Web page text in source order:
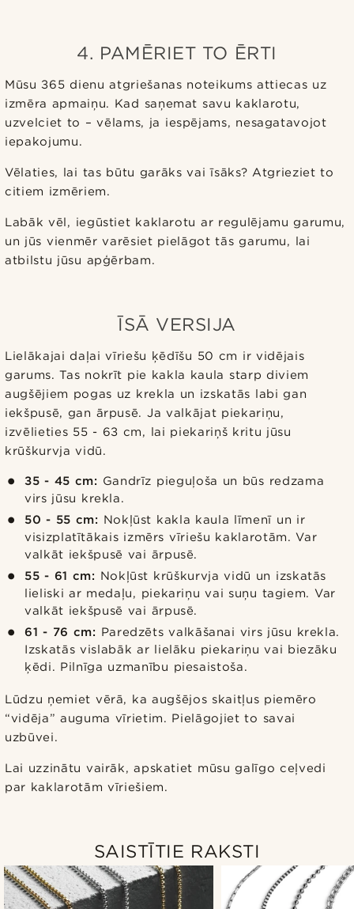
4. PAMĒRIET TO ĒRTI
Mūsu 365 dienu atgriešanas noteikums attiecas uz
izmēra apmaiņu. Kad saņemat savu kaklarotu,
uzvelciet to – vēlams, ja iespējams, nesagatavojot
iepakojumu.
Vēlaties, lai tas būtu garāks vai īsāks? Atgrieziet to
citiem izmēriem.
Labāk vēl, iegūstiet kaklarotu ar regulējamu garumu,
un jūs vienmēr varēsiet pielāgot tās garumu, lai
atbilstu jūsu apģērbam.
ĪSĀ VERSIJA
Lielākajai daļai vīriešu ķēdīšu 50 cm ir vidējais
garums. Tas nokrīt pie kakla kaula starp diviem
augšējiem pogas uz krekla un izskatās labi gan
iekšpusē, gan ārpusē. Ja valkājat piekariņu,
izvēlieties 55 - 63 cm, lai piekariņš kritu jūsu
krūškurvja vidū.
35 - 45 cm: Gandrīz pieguļoša un būs redzama
virs jūsu krekla.
50 - 55 cm: Nokļūst kakla kaula līmenī un ir
visizplatītākais izmērs vīriešu kaklarotām. Var
valkāt iekšpusē vai ārpusē.
55 - 61 cm: Nokļūst krūškurvja vidū un izskatās
lieliski ar medaļu, piekariņu vai suņu tagiem. Var
valkāt iekšpusē vai ārpusē.
61 - 76 cm: Paredzēts valkāšanai virs jūsu krekla.
Izskatās vislabāk ar lielāku piekariņu vai biezāku
ķēdi. Pilnīga uzmanību piesaistoša.
Lūdzu ņemiet vērā, ka augšējos skaitļus piemēro
“vidēja” auguma vīrietim. Pielāgojiet to savai
uzbūvei.
Lai uzzinātu vairāk, apskatiet mūsu galīgo ceļvedi
par kaklarotām vīriešiem.
SAISTĪTIE RAKSTI